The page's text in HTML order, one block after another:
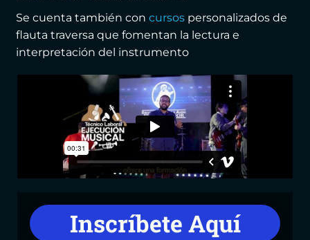
Se cuenta también con cursos personalizados de
flauta traversa que fomentan la lectura e
interpretación del instrumento
Inscríbete Aquí